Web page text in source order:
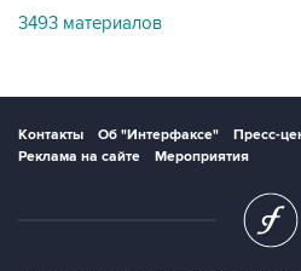
3493 материалов
Контакты Об "Интерфаксе" Пресс-
Реклама на сайте
Мероприятия